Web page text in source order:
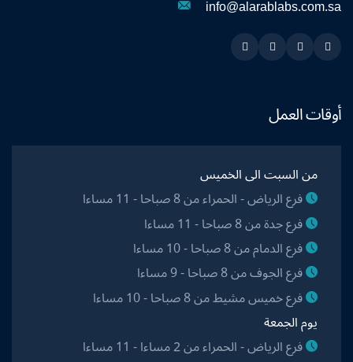
info@alarablabs.com.sa
Snapchat
Twitter
Linkedin
Instagram
أوقات العمل
من السبت الى الخميس
فرع الرياض - الحمراء من 8 صباحا - 11 مساءا
فرع جدة من 8 صباحا - 11 مساءا
فرع الدمام من 8 صباحا - 10 مساءا
فرع الجوف من 8 صباحا - 9 مساءا
فرع خميس مشيط من 8 صباحا - 10 مساءا
يوم الجمعة
فرع الرياض - الحمراء من 2 مساءا - 11 مساءا